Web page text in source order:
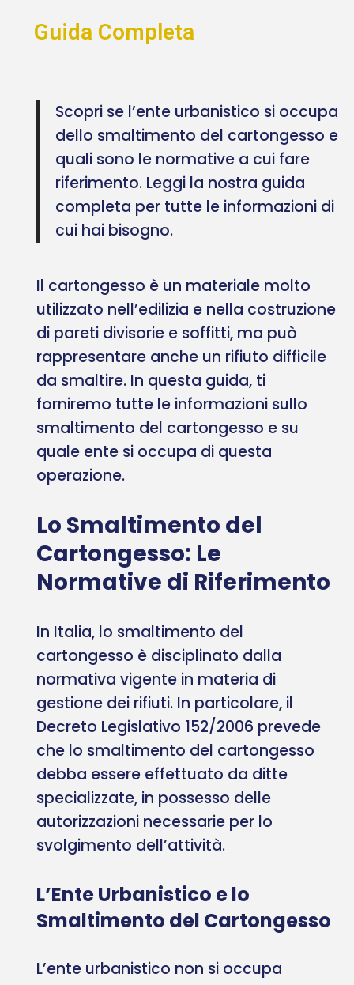
Guida Completa
Scopri se l’ente urbanistico si occupa
dello smaltimento del cartongesso e
quali sono le normative a cui fare
riferimento. Leggi la nostra guida
completa per tutte le informazioni di
cui hai bisogno.
Il cartongesso è un materiale molto
utilizzato nell’edilizia e nella costruzione
di pareti divisorie e soffitti, ma può
rappresentare anche un rifiuto difficile
da smaltire. In questa guida, ti
forniremo tutte le informazioni sullo
smaltimento del cartongesso e su
quale ente si occupa di questa
operazione.
Lo Smaltimento del
Cartongesso: Le
Normative di Riferimento
In Italia, lo smaltimento del
cartongesso è disciplinato dalla
normativa vigente in materia di
gestione dei rifiuti. In particolare, il
Decreto Legislativo 152/2006 prevede
che lo smaltimento del cartongesso
debba essere effettuato da ditte
specializzate, in possesso delle
autorizzazioni necessarie per lo
svolgimento dell’attività.
L’Ente Urbanistico e lo
Smaltimento del Cartongesso
L’ente urbanistico non si occupa